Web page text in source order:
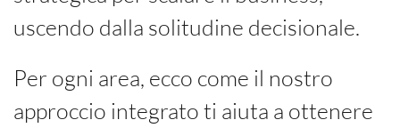
uscendo dalla solitudine decisionale.
Per ogni area, ecco come il nostro
approccio integrato ti aiuta a ottenere